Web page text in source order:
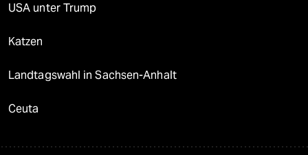
USA unter Trump
Katzen
Landtagswahl in Sachsen-Anhalt
Ceuta